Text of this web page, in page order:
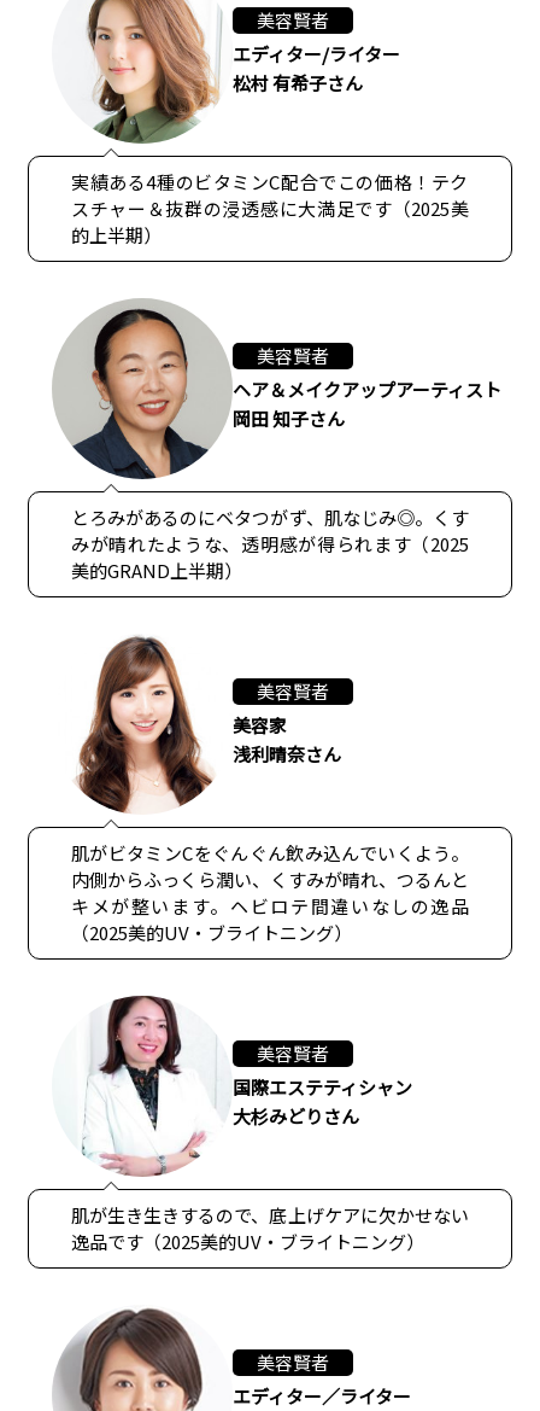
美容賢者
エディター/ライター
松村 有希子さん
実績ある4種のビタミンC配合でこの価格！テク
スチャー＆抜群の浸透感に大満足です（2025美
的上半期）
美容賢者
ヘア＆メイクアップアーティスト
岡田 知子さん
とろみがあるのにベタつがず、肌なじみ◎。くす
みが晴れたような、透明感が得られます（2025
美的GRAND上半期）
美容賢者
美容家
浅利晴奈さん
肌がビタミンCをぐんぐん飲み込んでいくよう。
内側からふっくら潤い、くすみが晴れ、つるんと
キメが整います。ヘビロテ間違いなしの逸品
（2025美的UV・ブライトニング）
美容賢者
国際エステティシャン
大杉みどりさん
肌が生き生きするので、底上げケアに欠かせない
逸品です（2025美的UV・ブライトニング）
美容賢者
エディター／ライター